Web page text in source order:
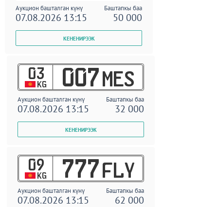
Аукцион башталган күнү Баштапкы баа
07.08.2026 13:15 50 000
03
KG 007 MES
Аукцион башталган күнү Баштапкы баа
07.08.2026 13:15 32 000
09
KG 777 FLY
Аукцион башталган күнү Баштапкы баа
07.08.2026 13:15 62 000